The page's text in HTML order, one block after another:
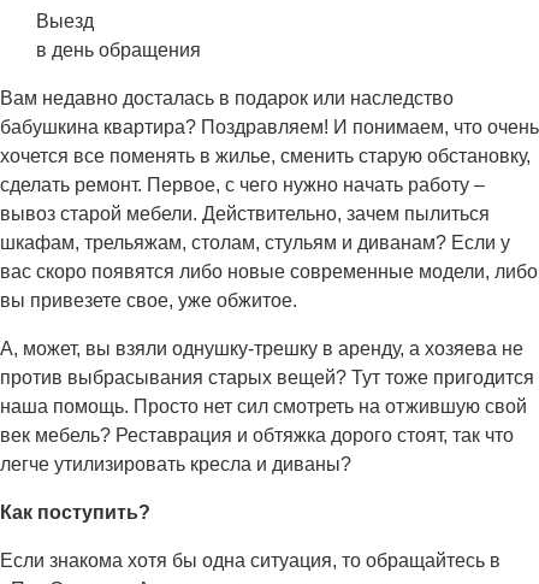
Выезд
в день обращения
Вам недавно досталась в подарок или наследство
бабушкина квартира? Поздравляем! И понимаем, что очень
хочется все поменять в жилье, сменить старую обстановку,
сделать ремонт. Первое, с чего нужно начать работу –
вывоз старой мебели. Действительно, зачем пылиться
шкафам, трельяжам, столам, стульям и диванам? Если у
вас скоро появятся либо новые современные модели, либо
вы привезете свое, уже обжитое.
А, может, вы взяли однушку-трешку в аренду, а хозяева не
против выбрасывания старых вещей? Тут тоже пригодится
наша помощь. Просто нет сил смотреть на отжившую свой
век мебель? Реставрация и обтяжка дорого стоят, так что
легче утилизировать кресла и диваны?
Как поступить?
Если знакома хотя бы одна ситуация, то обращайтесь в